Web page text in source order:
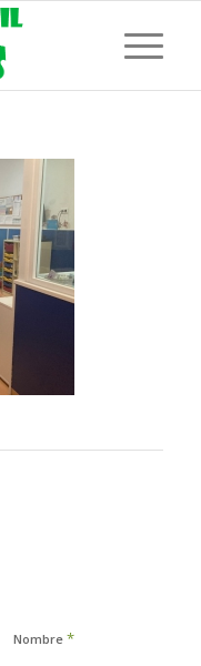
Nombre *